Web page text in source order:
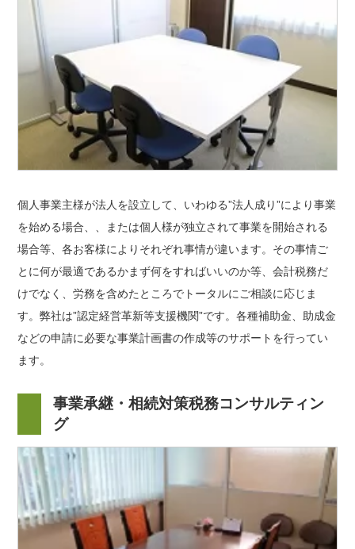
個人事業主様が法人を設立して、いわゆる”法人成り”により事業
を始める場合、、または個人様が独立されて事業を開始される
場合等、各お客様によりそれぞれ事情が違います。その事情ご
とに何が最適であるかまず何をすればいいのか等、会計税務だ
けでなく、労務を含めたところでトータルにご相談に応じま
す。弊社は”認定経営革新等支援機関”です。各種補助金、助成金
などの申請に必要な事業計画書の作成等のサポートを行ってい
ます。
事業承継・相続対策税務コンサルティン
グ